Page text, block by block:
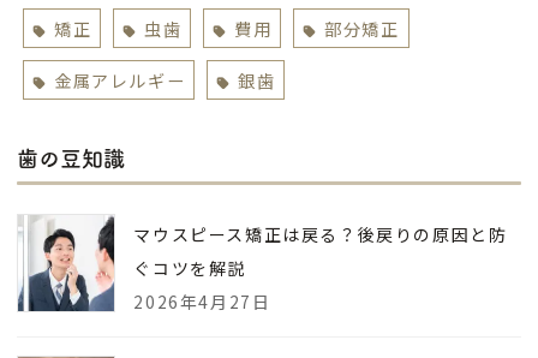
矯正 虫歯 費用 部分矯正
金属アレルギー 銀歯
歯の豆知識
マウスピース矯正は戻る？後戻りの原因と防
ぐコツを解説
2026年4月27日